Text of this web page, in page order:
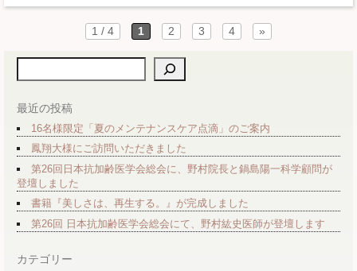
1 / 4 1 2 3 4 »
検索
最近の投稿
16名様限定「夏のメンテナンスケア点滴」のご案内
鳳翔大様にご訪問いただきました
第26回日本抗加齢医学会総会に、野村院長と鍋島陽一科学顧問が
登壇しました
書籍『美しさは、再生する。』が完成しました
第26回 日本抗加齢医学会総会にて、野村紘史医師が登壇します
カテゴリー